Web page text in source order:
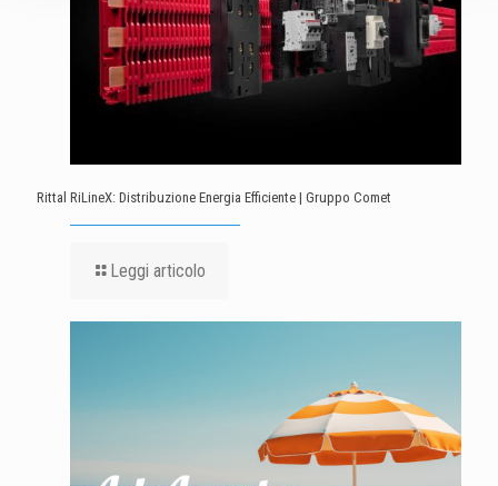
Rittal RiLineX: Distribuzione Energia Efficiente | Gruppo Comet
Leggi articolo